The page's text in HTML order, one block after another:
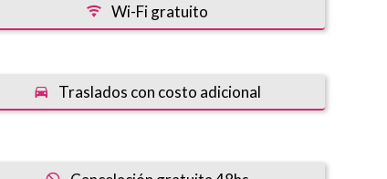
Wi-Fi gratuito
Traslados con costo adicional